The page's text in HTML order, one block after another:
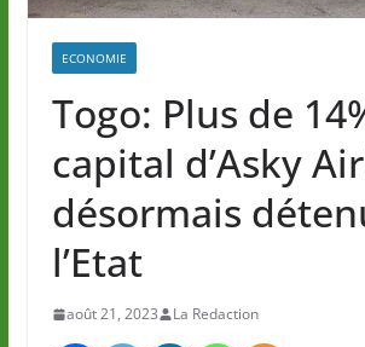
ECONOMIE
Togo: Plus de
capital d’Asky
désormais
l’Etat
août 21, 2023 La Redaction